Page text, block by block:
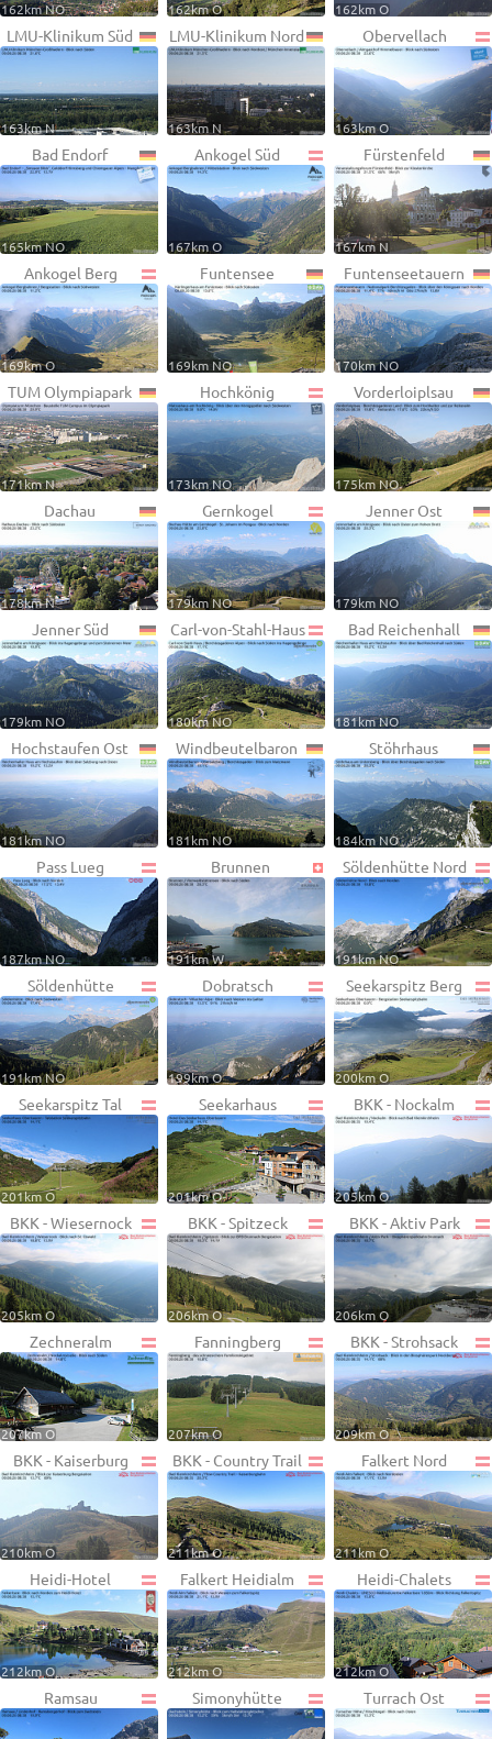
162km NO 162km O 162km O
LMU-Klinikum Süd
163km N
LMU-Klinikum Nord
163km N
Obervellach
163km O
Bad Endorf
165km NO
Ankogel Süd
167km O
Fürstenfeld
167km N
Ankogel Berg
169km O
Funtensee
169km NO
Funtenseetauern
170km NO
TUM Olympiapark
171km N
Hochkönig
173km NO
Vorderloiplsau
175km NO
Dachau
178km N
Gernkogel
179km NO
Jenner Ost
179km NO
Jenner Süd
179km NO
Carl-von-Stahl-Haus
180km NO
Bad Reichenhall
181km NO
Hochstaufen Ost
181km NO
Windbeutelbaron
181km NO
Stöhrhaus
184km NO
Pass Lueg
187km NO
Brunnen
191km W
Söldenhütte Nord
191km NO
Söldenhütte
191km NO
Dobratsch
199km O
Seekarspitz Berg
200km O
Seekarspitz Tal
201km O
Seekarhaus
201km O
BKK - Nockalm
205km O
BKK - Wiesernock
205km O
BKK - Spitzeck
206km O
BKK - Aktiv Park
206km O
Zechneralm
207km O
Fanningberg
207km O
BKK - Strohsack
209km O
BKK - Kaiserburg
210km O
BKK - Country Trail
211km O
Falkert Nord
211km O
Heidi-Hotel
212km O
Falkert Heidialm
212km O
Heidi-Chalets
212km O
Ramsau Simonyhütte Turrach Ost